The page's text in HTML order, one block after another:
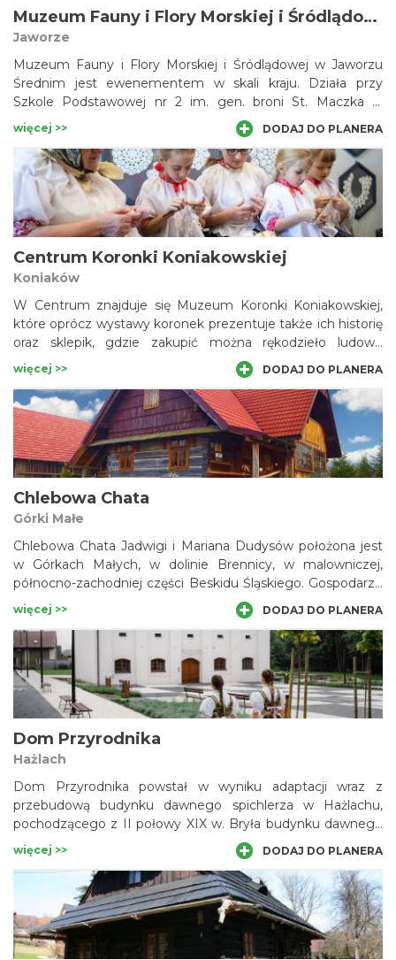
koncertów i spektakli.
Muzeum Fauny i Flory Morskiej i Śródlądowej w Jaworzu
Jaworze
Muzeum Fauny i Flory Morskiej i Śródlądowej w Jaworzu
Średnim jest ewenementem w skali kraju. Działa przy
Szkole Podstawowej nr 2 im. gen. broni St. Maczka w
Jaworzu i istnieje dzięki zaangażowaniu uczniów i
nauczycieli tej szkoły. Powstało dzięki hojności jednego z
mieszkańców – bosmana Erwina Pasternego. Podarował on
przygotowane przez siebie zbiory fauny i flory mórz
południowych swojej dawnej szkole. W 2011 r. narodziły się
plany budowy nowoczesnego budynku Muzeum.
więcej >> DODAJ DO PLANERA
Centrum Koronki Koniakowskiej
Koniaków
W Centrum znajduje się Muzeum Koronki Koniakowskiej,
które oprócz wystawy koronek prezentuje także ich historię
oraz sklepik, gdzie zakupić można rękodzieło ludowe
charakterystyczne dla Trójwsi Beskidzkiej na czele z
koniakowskimi koronkami.
więcej >> DODAJ DO PLANERA
Chlebowa Chata
Górki Małe
Chlebowa Chata Jadwigi i Mariana Dudysów położona jest
w Górkach Małych, w dolinie Brennicy, w malowniczej,
północno-zachodniej części Beskidu Śląskiego. Gospodarze
Chaty zapraszają na spotkanie z „okruchem” tradycji.
Możemy zapoznać się tutaj z tajnikami wypieku chleba,
wyrobu masła i sera czy pozyskiwania miodu. Chata może
być początkiem lub zakończeniem wycieczek górskich w
pasma Równicy lub Klimczoka i Błatniej.
więcej >> DODAJ DO PLANERA
Dom Przyrodnika
Hażlach
Dom Przyrodnika powstał w wyniku adaptacji wraz z
przebudową budynku dawnego spichlerza w Hażlachu,
pochodzącego z II połowy XIX w. Bryła budynku dawnego
spichlerza pozostała bez zmian.
więcej >> DODAJ DO PLANERA